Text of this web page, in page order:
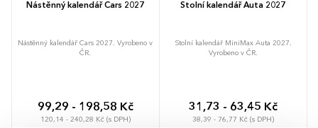
Nástěnný kalendář Cars 2027
Nástěnný kalendář Cars 2027. Vyrobeno v
ČR.
99,29 - 198,58 Kč
120,14 - 240,28 Kč (s DPH)
Stolní kalendář Auta 2027
Stolní kalendář MiniMax Auta 2027.
Vyrobeno v ČR.
31,73 - 63,45 Kč
38,39 - 76,77 Kč (s DPH)